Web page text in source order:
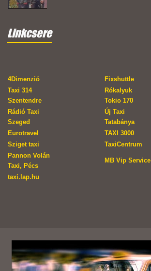
Linkcsere
4Dimenzió
Fixshuttle
Taxi 314
Szentendre
Rókalyuk
Tokio 170
Rádió Taxi
Szeged
Új Taxi
Tatabánya
Eurotravel
TAXI 3000
Sziget taxi
TaxiCentrum
Pannon Volán
Taxi, Pécs
MB Vip Service
taxi.lap.hu